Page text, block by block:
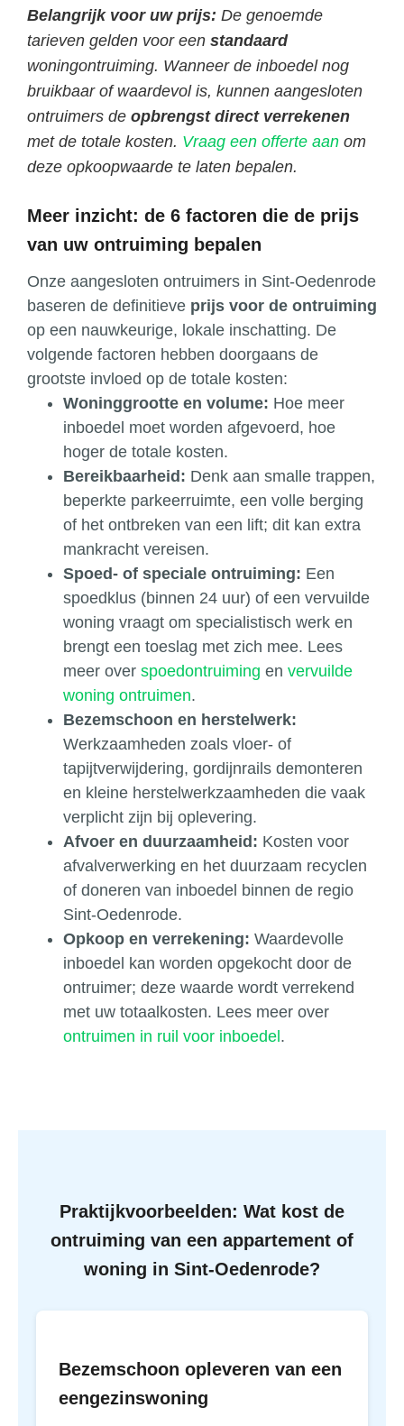
Belangrijk voor uw prijs: De genoemde
tarieven gelden voor een standaard
woningontruiming. Wanneer de inboedel nog
bruikbaar of waardevol is, kunnen aangesloten
ontruimers de opbrengst direct verrekenen
met de totale kosten. Vraag een offerte aan om
deze opkoopwaarde te laten bepalen.
Meer inzicht: de 6 factoren die de prijs
van uw ontruiming bepalen
Onze aangesloten ontruimers in Sint-Oedenrode
baseren de definitieve prijs voor de ontruiming
op een nauwkeurige, lokale inschatting. De
volgende factoren hebben doorgaans de
grootste invloed op de totale kosten:
Woninggrootte en volume: Hoe meer
inboedel moet worden afgevoerd, hoe
hoger de totale kosten.
Bereikbaarheid: Denk aan smalle trappen,
beperkte parkeerruimte, een volle berging
of het ontbreken van een lift; dit kan extra
mankracht vereisen.
Spoed- of speciale ontruiming: Een
spoedklus (binnen 24 uur) of een vervuilde
woning vraagt om specialistisch werk en
brengt een toeslag met zich mee. Lees
meer over spoedontruiming en vervuilde
woning ontruimen.
Bezemschoon en herstelwerk:
Werkzaamheden zoals vloer- of
tapijtverwijdering, gordijnrails demonteren
en kleine herstelwerkzaamheden die vaak
verplicht zijn bij oplevering.
Afvoer en duurzaamheid: Kosten voor
afvalverwerking en het duurzaam recyclen
of doneren van inboedel binnen de regio
Sint-Oedenrode.
Opkoop en verrekening: Waardevolle
inboedel kan worden opgekocht door de
ontruimer; deze waarde wordt verrekend
met uw totaalkosten. Lees meer over
ontruimen in ruil voor inboedel.
Praktijkvoorbeelden: Wat kost de
ontruiming van een appartement of
woning in Sint-Oedenrode?
Bezemschoon opleveren van een
eengezinswoning